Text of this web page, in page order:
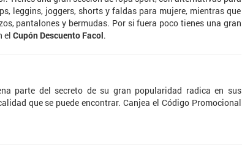
leggins, joggers, shorts y faldas para mujere, mientras que
pantalones y bermudas. Por si fuera poco tienes una gran
el Cupón Descuento Facol.
parte del secreto de su gran popularidad radica en sus
que se puede encontrar. Canjea el Código Promocional